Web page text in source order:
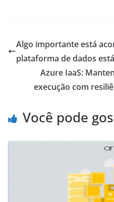
Algo importante está
plataforma de dados
Azure IaaS:
execução com
Você pode